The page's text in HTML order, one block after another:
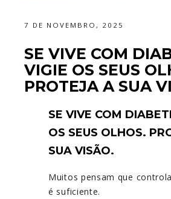
7 DE NOVEMBRO, 2025
SE VIVE COM
VIGIE OS SEUS
PROTEJA A SUA
SE VIVE COM
OS SEUS OLHOS.
SUA VISÃO.
Muitos pensam que
é suficiente.